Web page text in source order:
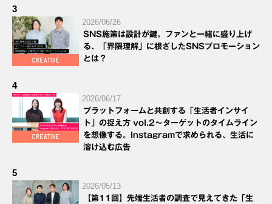
3
2026/06/26
SNS施策は設計が鍵。ファンと一緒に盛り上げ
る、「界隈理解」に根ざしたSNSプロモーション
とは？
4
2026/06/17
プラットフォームと共創する「生活者インサイ
ト」の捉え方 vol.2～ターゲットのタイムライン
を想像する。Instagramで求められる、生活に
溶け込む広告
5
2026/05/13
【第11回】先端生活者の調査で見えてきた「生